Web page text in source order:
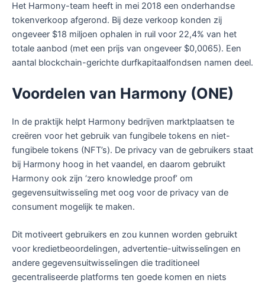
Het Harmony-team heeft in mei 2018 een onderhandse
tokenverkoop afgerond. Bij deze verkoop konden zij
ongeveer $18 miljoen ophalen in ruil voor 22,4% van het
totale aanbod (met een prijs van ongeveer $0,0065). Een
aantal blockchain-gerichte durfkapitaalfondsen namen deel.
Voordelen van Harmony (ONE)
In de praktijk helpt Harmony bedrijven marktplaatsen te
creëren voor het gebruik van fungibele tokens en niet-
fungibele tokens (NFT’s). De privacy van de gebruikers staat
bij Harmony hoog in het vaandel, en daarom gebruikt
Harmony ook zijn ‘zero knowledge proof’ om
gegevensuitwisseling met oog voor de privacy van de
consument mogelijk te maken.
Dit motiveert gebruikers en zou kunnen worden gebruikt
voor kredietbeoordelingen, advertentie-uitwisselingen en
andere gegevensuitwisselingen die traditioneel
gecentraliseerde platforms ten goede komen en niets